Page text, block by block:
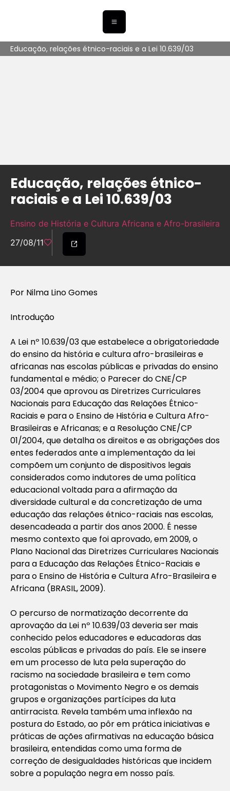
Educação, relações étnico-raciais e a Lei 10.639/03
Educação, relações étnico-
raciais e a Lei 10.639/03
Ensino de História e Cultura Africana e Afro-brasileira
27/08/11
Por Nilma Lino Gomes
Introdução
A Lei nº 10.639/03 que estabelece a obrigatoriedade
do ensino da história e cultura afro-brasileiras e
africanas nas escolas públicas e privadas do ensino
fundamental e médio; o Parecer do CNE/CP
03/2004 que aprovou as Diretrizes Curriculares
Nacionais para Educação das Relações Étnico-
Raciais e para o Ensino de História e Cultura Afro-
Brasileiras e Africanas; e a Resolução CNE/CP
01/2004, que detalha os direitos e as obrigações dos
entes federados ante a implementação da lei
compõem um conjunto de dispositivos legais
considerados como indutores de uma política
educacional voltada para a afirmação da
diversidade cultural e da concretização de uma
educação das relações étnico-raciais nas escolas,
desencadeada a partir dos anos 2000. É nesse
mesmo contexto que foi aprovado, em 2009, o
Plano Nacional das Diretrizes Curriculares Nacionais
para a Educação das Relações Étnico-Raciais e
para o Ensino de História e Cultura Afro-Brasileira e
Africana (BRASIL, 2009).
O percurso de normatização decorrente da
aprovação da Lei nº 10.639/03 deveria ser mais
conhecido pelos educadores e educadoras das
escolas públicas e privadas do país. Ele se insere
em um processo de luta pela superação do
racismo na sociedade brasileira e tem como
protagonistas o Movimento Negro e os demais
grupos e organizações partícipes da luta
antirracista. Revela também uma inflexão na
postura do Estado, ao pôr em prática iniciativas e
práticas de ações afirmativas na educação básica
brasileira, entendidas como uma forma de
correção de desigualdades históricas que incidem
sobre a população negra em nosso país.